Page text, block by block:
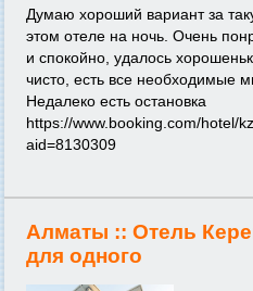
Думаю хороший вариант за
этом отеле на ночь. Очень
и спокойно, удалось
чисто, есть все необходимые
Недалеко есть остановка
https://www.booking.com/hotel/
aid=8130309
Алматы :: Отель
для одного